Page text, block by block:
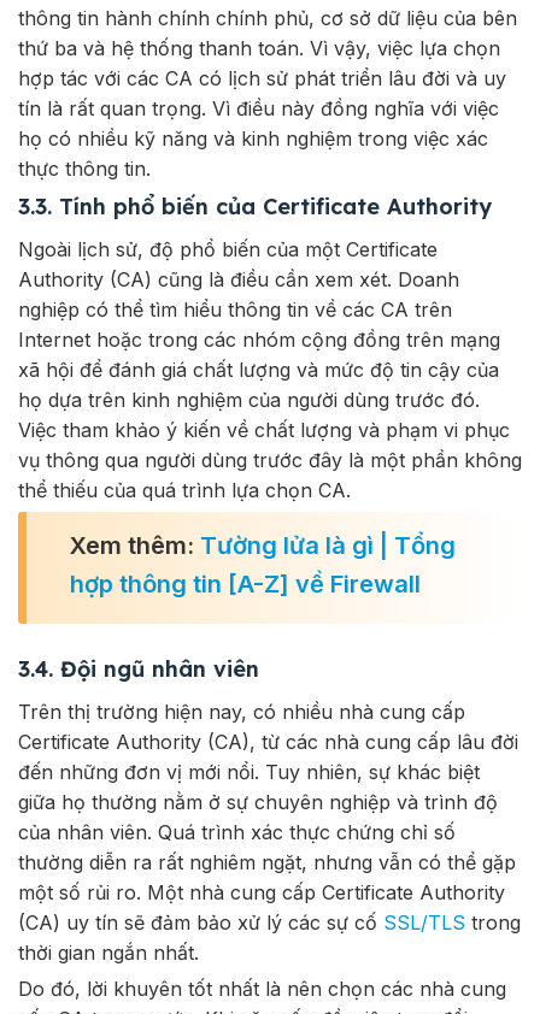
thông tin hành chính chính phủ, cơ sở dữ liệu của bên
thứ ba và hệ thống thanh toán. Vì vậy, việc lựa chọn
hợp tác với các CA có lịch sử phát triển lâu đời và uy
tín là rất quan trọng. Vì điều này đồng nghĩa với việc
họ có nhiều kỹ năng và kinh nghiệm trong việc xác
thực thông tin.
3.3. Tính phổ biến của Certificate Authority
Ngoài lịch sử, độ phổ biến của một Certificate
Authority (CA) cũng là điều cần xem xét. Doanh
nghiệp có thể tìm hiểu thông tin về các CA trên
Internet hoặc trong các nhóm cộng đồng trên mạng
xã hội để đánh giá chất lượng và mức độ tin cậy của
họ dựa trên kinh nghiệm của người dùng trước đó.
Việc tham khảo ý kiến về chất lượng và phạm vi phục
vụ thông qua người dùng trước đây là một phần không
thể thiếu của quá trình lựa chọn CA.
Xem thêm: Tường lửa là gì | Tổng
hợp thông tin [A-Z] về Firewall
3.4. Đội ngũ nhân viên
Trên thị trường hiện nay, có nhiều nhà cung cấp
Certificate Authority (CA), từ các nhà cung cấp lâu đời
đến những đơn vị mới nổi. Tuy nhiên, sự khác biệt
giữa họ thường nằm ở sự chuyên nghiệp và trình độ
của nhân viên. Quá trình xác thực chứng chỉ số
thường diễn ra rất nghiêm ngặt, nhưng vẫn có thể gặp
một số rủi ro. Một nhà cung cấp Certificate Authority
(CA) uy tín sẽ đảm bảo xử lý các sự cố SSL/TLS trong
thời gian ngắn nhất.
Do đó, lời khuyên tốt nhất là nên chọn các nhà cung